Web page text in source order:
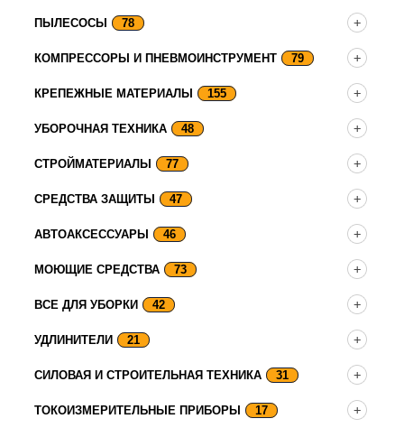
ПЫЛЕСОСЫ 78
КОМПРЕССОРЫ И ПНЕВМОИНСТРУМЕНТ 79
КРЕПЕЖНЫЕ МАТЕРИАЛЫ 155
УБОРОЧНАЯ ТЕХНИКА 48
СТРОЙМАТЕРИАЛЫ 77
СРЕДСТВА ЗАЩИТЫ 47
АВТОАКСЕССУАРЫ 46
МОЮЩИЕ СРЕДСТВА 73
ВСЕ ДЛЯ УБОРКИ 42
УДЛИНИТЕЛИ 21
СИЛОВАЯ И СТРОИТЕЛЬНАЯ ТЕХНИКА 31
ТОКОИЗМЕРИТЕЛЬНЫЕ ПРИБОРЫ 17